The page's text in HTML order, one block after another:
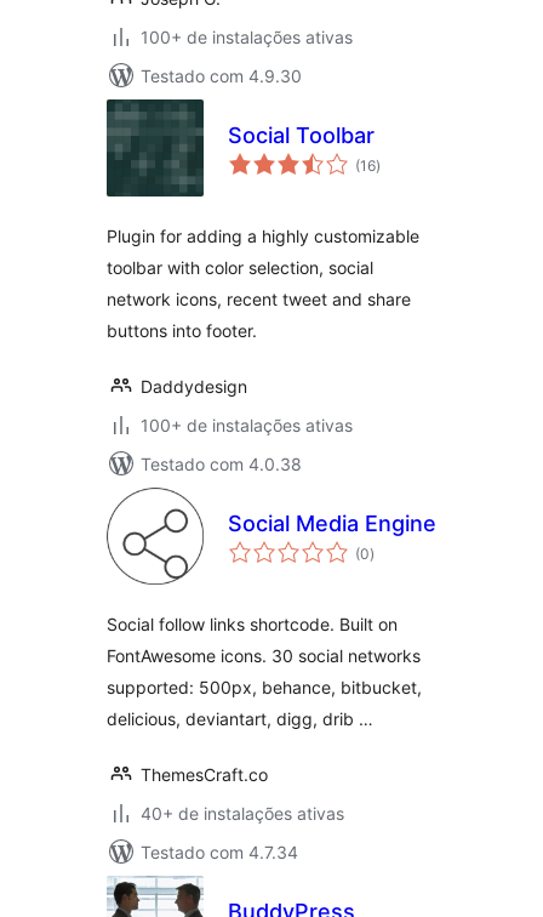
100+ de instalações ativas
Testado com 4.9.30
Social Toolbar
(16total
de
)
Plugin for adding a highly customizable
toolbar with color selection, social
network icons, recent tweet and share
buttons into footer.
Daddydesign
100+ de instalações ativas
Testado com 4.0.38
Social Media Engine
(0total
de
)
Social follow links shortcode. Built on
FontAwesome icons. 30 social networks
supported: 500px, behance, bitbucket,
delicious, deviantart, digg, drib …
ThemesCraft.co
40+ de instalações ativas
Testado com 4.7.34
BuddyPress